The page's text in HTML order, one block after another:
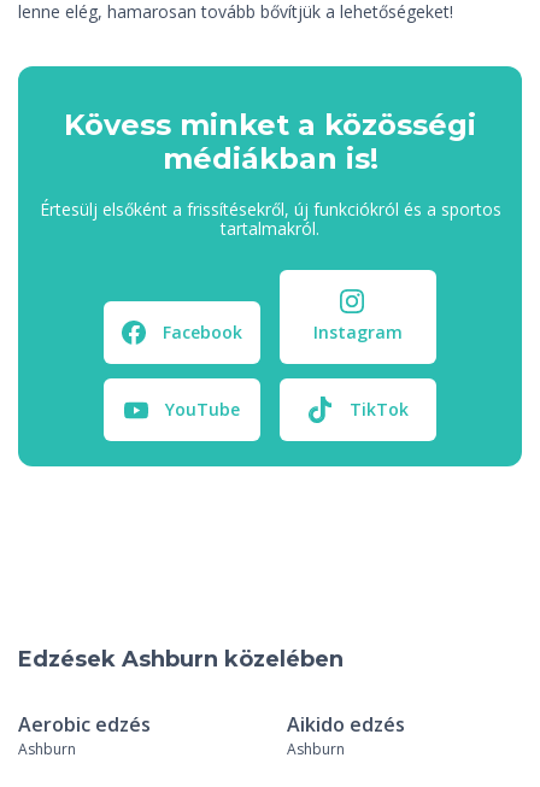
lenne elég, hamarosan tovább bővítjük a lehetőségeket!
Kövess minket a közösségi
médiákban is!
Értesülj elsőként a frissítésekről, új funkciókról és a sportos
tartalmakról.
Facebook Instagram
YouTube TikTok
Edzések Ashburn közelében
Aerobic edzés
Ashburn
Aikido edzés
Ashburn